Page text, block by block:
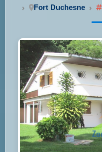
Fort Duchesne